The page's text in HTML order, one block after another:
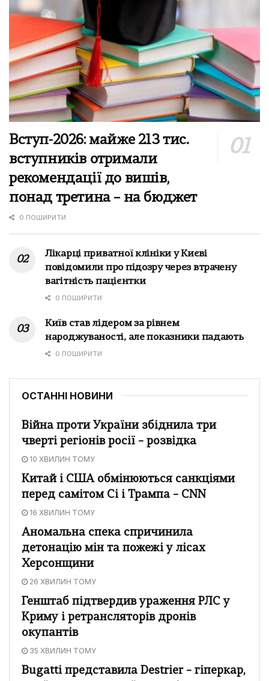
Вступ-2026: майже 213 тис.
вступників отримали
рекомендації до вишів,
понад третина – на бюджет
0 ПОШИРИТИ
Лікарці приватної клініки у Києві
повідомили про підозру через втрачену
вагітність пацієнтки
0 ПОШИРИТИ
Київ став лідером за рівнем
народжуваності, але показники падають
0 ПОШИРИТИ
ОСТАННІ НОВИНИ
Війна проти України збіднила три
чверті регіонів росії – розвідка
10 ХВИЛИН ТОМУ
Китай і США обмінюються санкціями
перед самітом Сі і Трампа – CNN
16 ХВИЛИН ТОМУ
Аномальна спека спричинила
детонацію мін та пожежі у лісах
Херсонщини
26 ХВИЛИН ТОМУ
Генштаб підтвердив ураження РЛС у
Криму і ретрансляторів дронів
окупантів
35 ХВИЛИН ТОМУ
Bugatti представила Destrier – гіперкар,